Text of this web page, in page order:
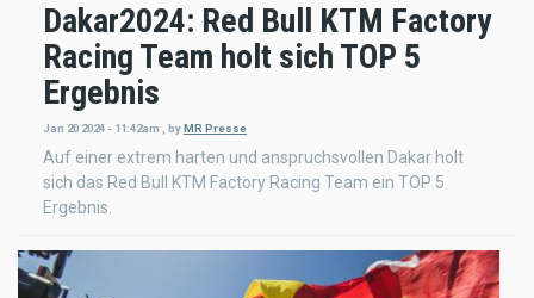
Dakar2024: Red Bull KTM Factory
Racing Team holt sich TOP 5
Ergebnis
Jan 20 2024 - 11:42am byMR Presse
Auf einer extrem harten und anspruchsvollen Dakar holt
sich das Red Bull KTM Factory Racing Team ein TOP 5
Ergebnis.